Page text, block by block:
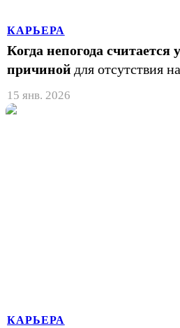
КАРЬЕРА
Когда непогода считается
причиной для отсутствия
15 янв. 2026
КАРЬЕРА